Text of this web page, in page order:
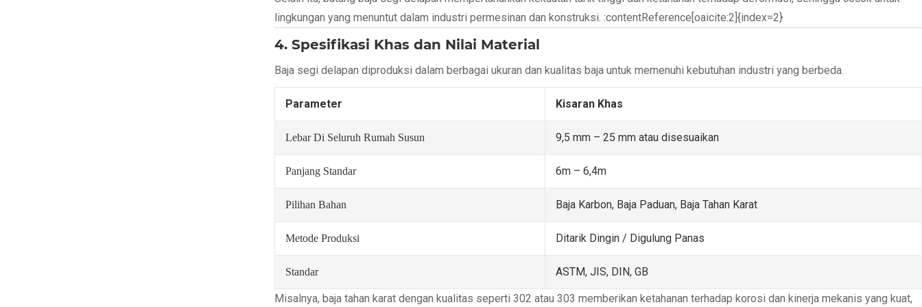
lingkungan yang menuntut dalam industri permesinan dan konstruksi. :contentReference[oaicite:2]{index=2}
4. Spesifikasi Khas dan Nilai Material
Baja segi delapan diproduksi dalam berbagai ukuran dan kualitas baja untuk memenuhi kebutuhan industri yang berbeda.
Parameter Kisaran Khas
Lebar Di Seluruh Rumah Susun 9,5 mm – 25 mm atau disesuaikan
Panjang Standar 6m – 6,4m
Pilihan Bahan Baja Karbon, Baja Paduan, Baja Tahan Karat
Metode Produksi Ditarik Dingin / Digulung Panas
Standar ASTM, JIS, DIN, GB
Misalnya, baja tahan karat dengan kualitas seperti 302 atau 303 memberikan ketahanan terhadap korosi dan kinerja mekanis yang kuat,